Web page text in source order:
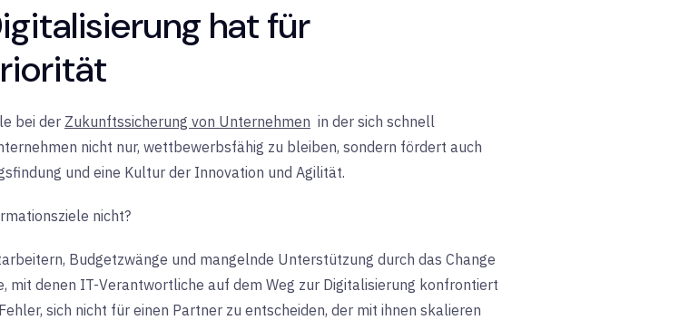
hat für
bei der Zukunftssicherung von Unternehmen in der sich schnell
nicht nur, wettbewerbsfähig zu bleiben, sondern fördert auch
und eine Kultur der Innovation und Agilität.
nicht?
Budgetzwänge und mangelnde Unterstützung durch das Change
mit denen IT-Verantwortliche auf dem Weg zur Digitalisierung konfrontiert
sich nicht für einen Partner zu entscheiden, der mit ihnen skalieren